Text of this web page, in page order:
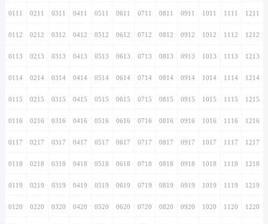
0111 0211 0311 0411 0511 0611 0711 0811 0911 1011 1111 1211
0112 0212 0312 0412 0512 0612 0712 0812 0912 1012 1112 1212
0113 0213 0313 0413 0513 0613 0713 0813 0913 1013 1113 1213
0114 0214 0314 0414 0514 0614 0714 0814 0914 1014 1114 1214
0115 0215 0315 0415 0515 0615 0715 0815 0915 1015 1115 1215
0116 0216 0316 0416 0516 0616 0716 0816 0916 1016 1116 1216
0117 0217 0317 0417 0517 0617 0717 0817 0917 1017 1117 1217
0118 0218 0318 0418 0518 0618 0718 0818 0918 1018 1118 1218
0119 0219 0319 0419 0519 0619 0719 0819 0919 1019 1119 1219
0120 0220 0320 0420 0520 0620 0720 0820 0920 1020 1120 1220